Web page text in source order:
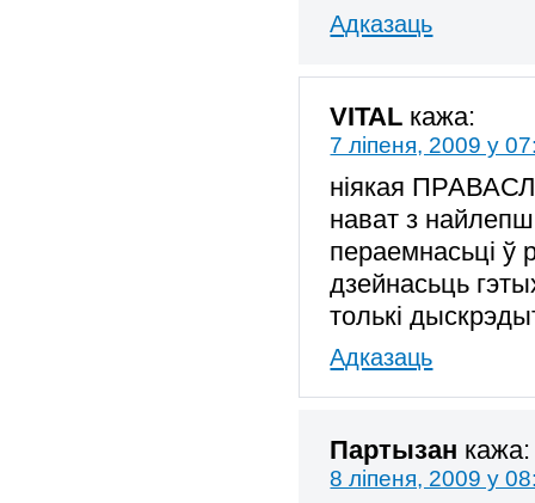
Адказаць
VITAL кажа:
7 ліпеня, 2009 у
ніякая
нават з
пераемнасьці ў
дзейнасьць
толькі
Адказаць
Партызан кажа:
8 ліпеня, 2009 у